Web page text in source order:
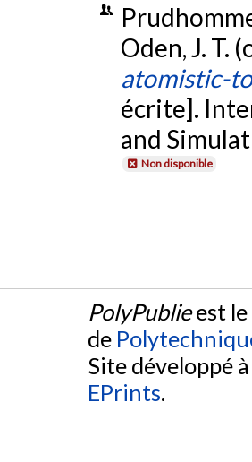
Oden, J. T.
atomistic-
écrite].
and
Non disponible
PolyPublieest
de
Site développé
EPrints.